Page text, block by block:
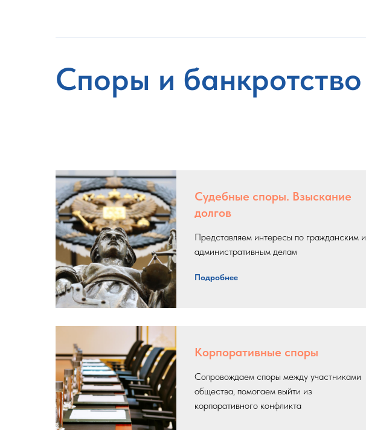
Споры и банкротство
Судебные споры. Взыскание
долгов
Представляем интересы по гражданским и
административным делам
Подробнее
Корпоративные споры
Сопровождаем споры между участниками
общества, помогаем выйти из
корпоративного конфликта